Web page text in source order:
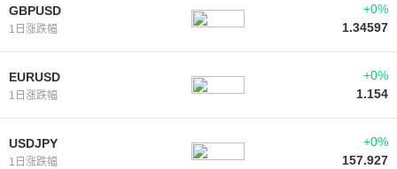
GBPUSD
1日涨跌幅
+0%
1.34597
EURUSD
1日涨跌幅
+0%
1.154
USDJPY
1日涨跌幅
+0%
157.927